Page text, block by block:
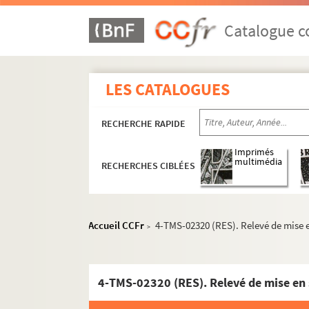
Catalogue
LES CATALOGUES
RECHERCHE RAPIDE
RECHERCHES CIBLÉES
Imprimés
multimédia
Accueil CCFr > 4-TMS-02320 (RES). Relevé de mise
4-TMS-02320 (RES). Relevé de mise en
Line Deberre. Une perle chez des huitres :
Maurice Dekobra. La perle de Chicago :
Sacha Guitry. Les perles de la couronne ou
Mélesville, Pierre-Frédéric-Adolphe
Eschyle. Les Perses : tragédie. Traduction
Jean Vauthier. Le personnage combattant
André de Lorde, Pierre Chaine. Les pervertis
Henri Lavedan. Pétard : pièce en 3 actes.
Tristan Bernard. Le petit café : comédie en 3
Maurice Vaucaire. Petit chagrin : comédie en